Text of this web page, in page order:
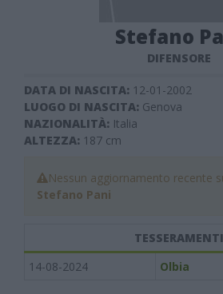
Stefano
DIFENSORE
DATA DI NASCITA: 12-01-2002
LUOGO DI NASCITA: Genova
NAZIONALITÀ: Italia
ALTEZZA: 187 cm
Nessun aggiornamento recente
Stefano Pani
TESSERAMENTI
14-08-2024
Olbia